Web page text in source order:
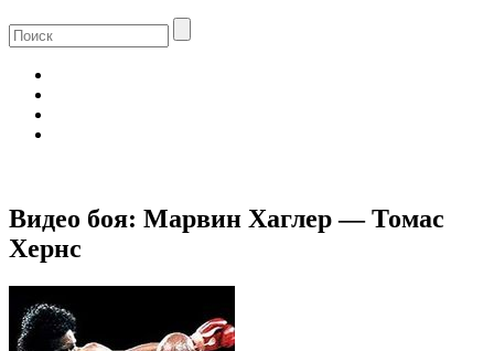
Видео боя: Марвин Хаглер — Томас
Хернс